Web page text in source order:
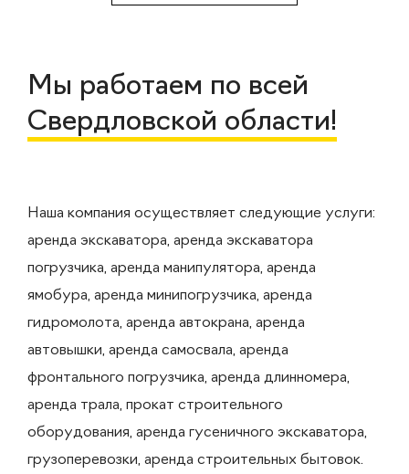
Мы работаем по всей
Свердловской области!
Наша компания осуществляет следующие услуги:
аренда экскаватора, аренда экскаватора
погрузчика, аренда манипулятора, аренда
ямобура, аренда минипогрузчика, аренда
гидромолота, аренда автокрана, аренда
автовышки, аренда самосвала, аренда
фронтального погрузчика, аренда длинномера,
аренда трала, прокат строительного
оборудования, аренда гусеничного экскаватора,
грузоперевозки, аренда строительных бытовок.